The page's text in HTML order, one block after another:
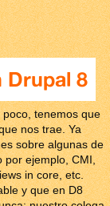
Drupal 8
tenemos que
nos trae. Ya
sobre algunas de
por ejemplo, CMI,
in core, etc.
y que en D8